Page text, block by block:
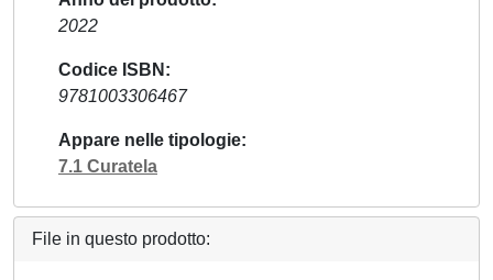
2022
Codice ISBN
9781003306467
Appare nelle tipologie
7.1 Curatela
File in questo prodotto: